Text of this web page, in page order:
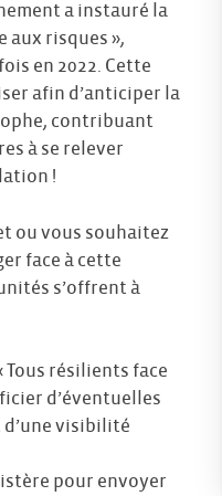
a instauré la
aux risques »,
en 2022. Cette
afin d’anticiper la
contribuant
à se relever
!
ou vous souhaitez
face à cette
s’offrent à
résilients face
d’éventuelles
visibilité
pour envoyer